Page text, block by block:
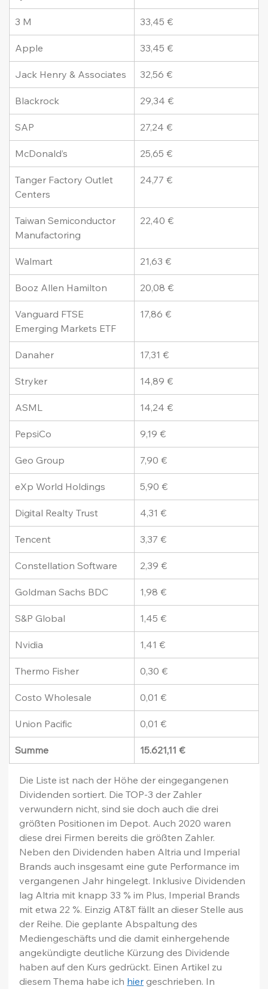
3 M 33,45 €
Apple 33,45 €
Jack Henry & Associates 32,56 €
Blackrock 29,34 €
SAP 27,24 €
McDonald’s 25,65 €
Tanger Factory Outlet
Centers
24,77 €
Taiwan Semiconductor
Manufactoring
22,40 €
Walmart 21,63 €
Booz Allen Hamilton 20,08 €
Vanguard FTSE
Emerging Markets ETF
17,86 €
Danaher 17,31 €
Stryker 14,89 €
ASML 14,24 €
PepsiCo 9,19 €
Geo Group 7,90 €
eXp World Holdings 5,90 €
Digital Realty Trust 4,31 €
Tencent 3,37 €
Constellation Software 2,39 €
Goldman Sachs BDC 1,98 €
S&P Global 1,45 €
Nvidia 1,41 €
Thermo Fisher 0,30 €
Costo Wholesale 0,01 €
Union Pacific 0,01 €
Summe 15.621,11 €
Die Liste ist nach der Höhe der eingegangenen
Dividenden sortiert. Die TOP-3 der Zahler
verwundern nicht, sind sie doch auch die drei
größten Positionen im Depot. Auch 2020 waren
diese drei Firmen bereits die größten Zahler.
Neben den Dividenden haben Altria und Imperial
Brands auch insgesamt eine gute Performance im
vergangenen Jahr hingelegt. Inklusive Dividenden
lag Altria mit knapp 33 % im Plus, Imperial Brands
mit etwa 22 %. Einzig AT&T fällt an dieser Stelle aus
der Reihe. Die geplante Abspaltung des
Mediengeschäfts und die damit einhergehende
angekündigte deutliche Kürzung des Dividende
haben auf den Kurs gedrückt. Einen Artikel zu
diesem Thema habe ich hier geschrieben. In